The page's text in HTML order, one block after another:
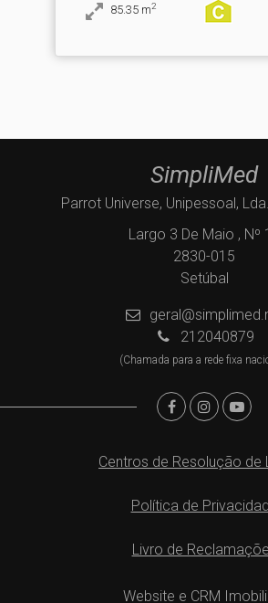
85.35 m2
SimpliMed
Parrot Universe, Unipessoal, Lda.
Largo 3 De Maio , Nº
2830-015
Setúbal
212040879
(Chamada para a rede fixa
Centros de Resolução de
Política de
Livro de
Website e CRM